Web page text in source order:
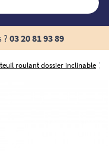
? 03 20 81 93 89
roulant dossier inclinable